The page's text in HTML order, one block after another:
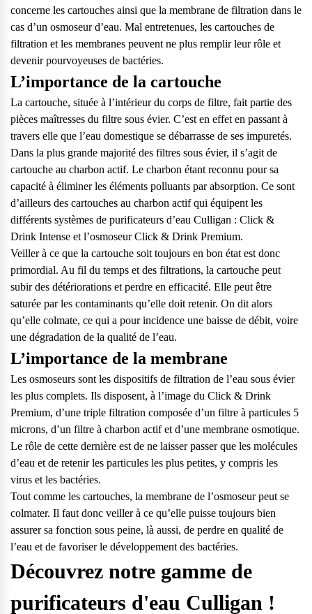
concerne les cartouches ainsi que la membrane de filtration dans le
cas d’un osmoseur d’eau. Mal entretenues, les cartouches de
filtration et les membranes peuvent ne plus remplir leur rôle et
devenir pourvoyeuses de bactéries.
L’importance de la cartouche
La cartouche, située à l’intérieur du corps de filtre, fait partie des
pièces maîtresses du filtre sous évier. C’est en effet en passant à
travers elle que l’eau domestique se débarrasse de ses impuretés.
Dans la plus grande majorité des filtres sous évier, il s’agit de
cartouche au charbon actif. Le charbon étant reconnu pour sa
capacité à éliminer les éléments polluants par absorption. Ce sont
d’ailleurs des cartouches au charbon actif qui équipent les
différents systèmes de purificateurs d’eau Culligan : Click &
Drink Intense et l’osmoseur Click & Drink Premium.
Veiller à ce que la cartouche soit toujours en bon état est donc
primordial. Au fil du temps et des filtrations, la cartouche peut
subir des détériorations et perdre en efficacité. Elle peut être
saturée par les contaminants qu’elle doit retenir. On dit alors
qu’elle colmate, ce qui a pour incidence une baisse de débit, voire
une dégradation de la qualité de l’eau.
L’importance de la membrane
Les osmoseurs sont les dispositifs de filtration de l’eau sous évier
les plus complets. Ils disposent, à l’image du Click & Drink
Premium, d’une triple filtration composée d’un filtre à particules 5
microns, d’un filtre à charbon actif et d’une membrane osmotique.
Le rôle de cette dernière est de ne laisser passer que les molécules
d’eau et de retenir les particules les plus petites, y compris les
virus et les bactéries.
Tout comme les cartouches, la membrane de l’osmoseur peut se
colmater. Il faut donc veiller à ce qu’elle puisse toujours bien
assurer sa fonction sous peine, là aussi, de perdre en qualité de
l’eau et de favoriser le développement des bactéries.
Découvrez notre gamme de
purificateurs d'eau Culligan !